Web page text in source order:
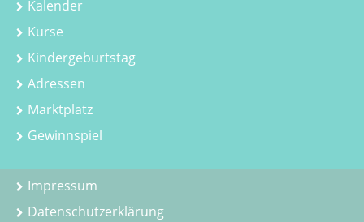
Kalender
Kurse
Kindergeburtstag
Adressen
Marktplatz
Gewinnspiel
Impressum
Datenschutzerklärung